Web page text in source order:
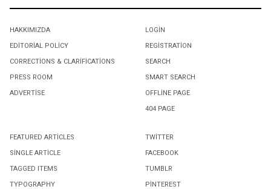
HAKKIMIZDA
EDITORIAL POLICY
CORRECTIONS & CLARIFICATIONS
PRESS ROOM
ADVERTISE
LOGIN
REGISTRATION
SEARCH
SMART SEARCH
OFFLINE PAGE
404 PAGE
FEATURED ARTICLES
SINGLE ARTICLE
TAGGED ITEMS
TYPOGRAPHY
TWITTER
FACEBOOK
TUMBLR
PINTEREST